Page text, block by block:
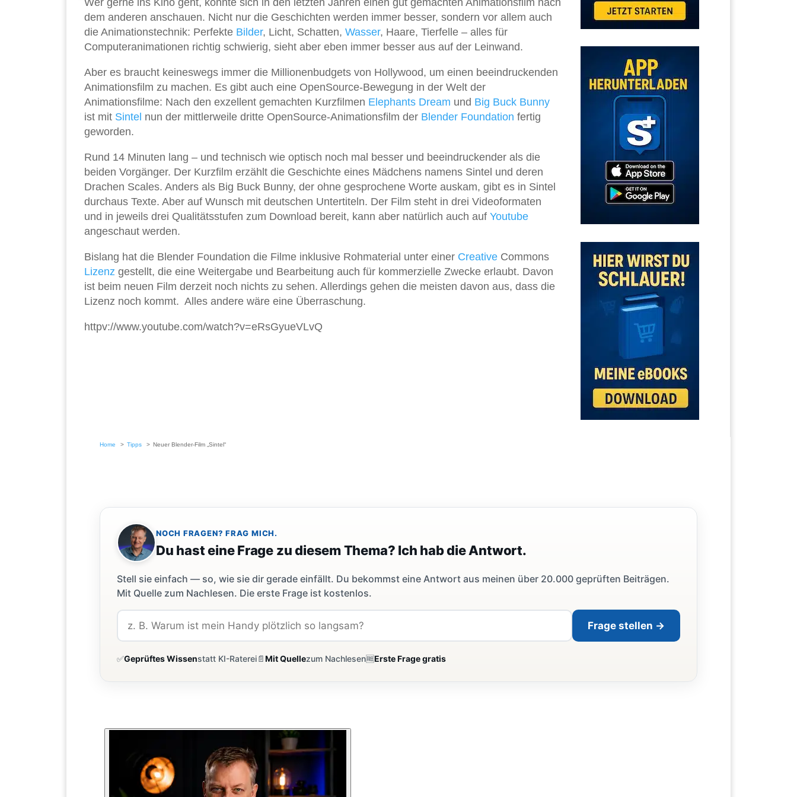
Wer gerne ins Kino geht, konnte sich in den letzten Jahren einen gut gemachten Animationsfilm nach
dem anderen anschauen. Nicht nur die Geschichten werden immer besser, sondern vor allem auch
die Animationstechnik: Perfekte Bilder, Licht, Schatten, Wasser, Haare, Tierfelle – alles für
Computeranimationen richtig schwierig, sieht aber eben immer besser aus auf der Leinwand.
Aber es braucht keineswegs immer die Millionenbudgets von Hollywood, um einen beeindruckenden
Animationsfilm zu machen. Es gibt auch eine OpenSource-Bewegung in der Welt der
Animationsfilme: Nach den exzellent gemachten Kurzfilmen Elephants Dream und Big Buck Bunny
ist mit Sintel nun der mittlerweile dritte OpenSource-Animationsfilm der Blender Foundation fertig
geworden.
Rund 14 Minuten lang – und technisch wie optisch noch mal besser und beeindruckender als die
beiden Vorgänger. Der Kurzfilm erzählt die Geschichte eines Mädchens namens Sintel und deren
Drachen Scales. Anders als Big Buck Bunny, der ohne gesprochene Worte auskam, gibt es in Sintel
durchaus Texte. Aber auf Wunsch mit deutschen Untertiteln. Der Film steht in drei Videoformaten
und in jeweils drei Qualitätsstufen zum Download bereit, kann aber natürlich auch auf Youtube
angeschaut werden.
Bislang hat die Blender Foundation die Filme inklusive Rohmaterial unter einer Creative Commons
Lizenz gestellt, die eine Weitergabe und Bearbeitung auch für kommerzielle Zwecke erlaubt. Davon
ist beim neuen Film derzeit noch nichts zu sehen. Allerdings gehen die meisten davon aus, dass die
Lizenz noch kommt. Alles andere wäre eine Überraschung.
httpv://www.youtube.com/watch?v=eRsGyueVLvQ
Home Tipps Neuer Blender-Film „Sintel“
NOCH FRAGEN? FRAG MICH.
Du hast eine Frage zu diesem Thema? Ich hab die Antwort.
Stell sie einfach — so, wie sie dir gerade einfällt. Du bekommst eine Antwort aus meinen über 20.000 geprüften Beiträgen.
Mit Quelle zum Nachlesen. Die erste Frage ist kostenlos.
Frage stellen →
✅Geprüftes Wissenstatt KI-Raterei📄Mit Quellezum Nachlesen🆓Erste Frage gratis